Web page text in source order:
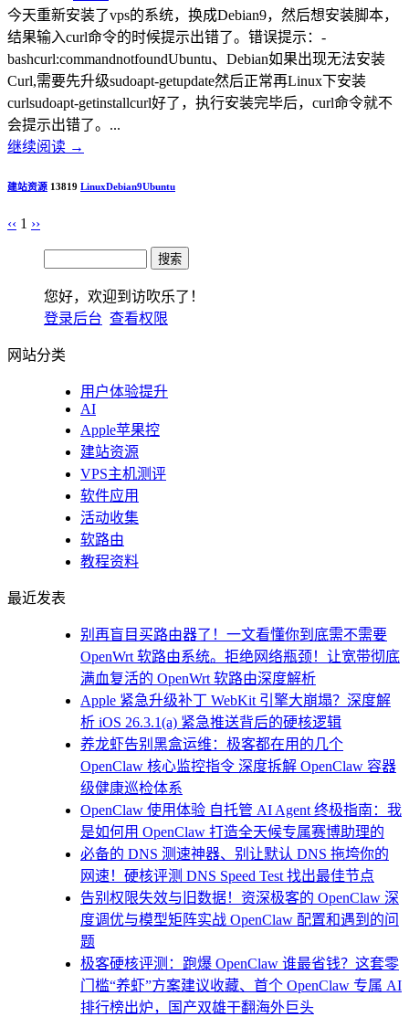
今天重新安装了vps的系统，换成Debian9，然后想安装脚本，
结果输入curl命令的时候提示出错了。错误提示：-
bashcurl:commandnotfoundUbuntu、Debian如果出现无法安装
Curl,需要先升级sudoapt-getupdate然后正常再Linux下安装
curlsudoapt-getinstallcurl好了，执行安装完毕后，curl命令就不
会提示出错了。...
继续阅读 →
建站资源 13819 LinuxDebian9Ubuntu
‹‹ 1 ››
您好，欢迎到访吹乐了！
登录后台 查看权限
网站分类
用户体验提升
AI
Apple苹果控
建站资源
VPS主机测评
软件应用
活动收集
软路由
教程资料
最近发表
别再盲目买路由器了！一文看懂你到底需不需要
OpenWrt 软路由系统。拒绝网络瓶颈！让宽带彻底
满血复活的 OpenWrt 软路由深度解析
Apple 紧急升级补丁 WebKit 引擎大崩塌？深度解
析 iOS 26.3.1(a) 紧急推送背后的硬核逻辑
养龙虾告别黑盒运维：极客都在用的几个
OpenClaw 核心监控指令 深度拆解 OpenClaw 容器
级健康巡检体系
OpenClaw 使用体验 自托管 AI Agent 终极指南：我
是如何用 OpenClaw 打造全天候专属赛博助理的
必备的 DNS 测速神器、别让默认 DNS 拖垮你的
网速！硬核评测 DNS Speed Test 找出最佳节点
告别权限失效与旧数据！资深极客的 OpenClaw 深
度调优与模型矩阵实战 OpenClaw 配置和遇到的问
题
极客硬核评测：跑爆 OpenClaw 谁最省钱？这套零
门槛“养虾”方案建议收藏、首个 OpenClaw 专属 AI
排行榜出炉，国产双雄干翻海外巨头